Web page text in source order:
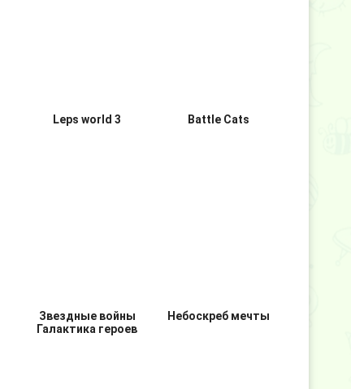
Leps world 3 Battle Cats
Звездные войны
Галактика героев
Небоскреб мечты